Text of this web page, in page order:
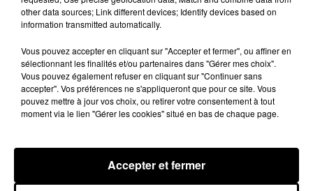
17h11
CHARTRES - DON DU SANG
l'hippodrome de Chartres : Don du sang.
other data sources; Link different devices; Identify devices based on
information transmitted automatically.
Vous pouvez accepter en cliquant sur "Accepter et fermer", ou affiner en
sélectionnant les finalités et/ou partenaires dans "Gérer mes choix".
Vous pouvez également refuser en cliquant sur "Continuer sans
accepter". Vos préférences ne s'appliqueront que pour ce site. Vous
pouvez mettre à jour vos choix, ou retirer votre consentement à tout
moment via le lien "Gérer les cookies" situé en bas de chaque page.
Accepter et fermer